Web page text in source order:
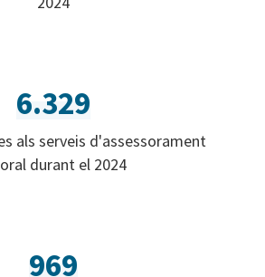
6.329
als serveis d'assessorament
durant el 2024
969